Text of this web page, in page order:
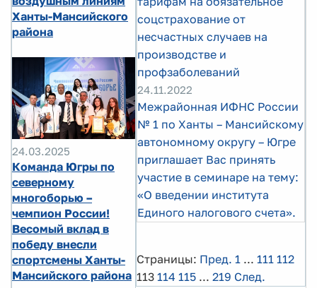
Ханты-Мансийского
района
24.03.2025
Команда Югры по
северному
многоборью –
чемпион России!
Весомый вклад в
победу внесли
спортсмены Ханты-
Мансийского района
соцстрахование от
несчастных случаев на
производстве и
профзаболеваний
24.11.2022
Межрайонная ИФНС России
№ 1 по Ханты – Мансийскому
автономному округу – Югре
приглашает Вас принять
участие в семинаре на тему:
«О введении института
Единого налогового счета».
Страницы: Пред. 1 ... 111 112
113 114 115 ... 219 След.